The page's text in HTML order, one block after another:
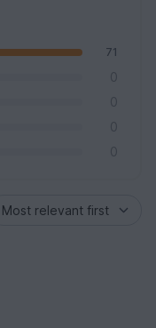
71
0
0
0
0